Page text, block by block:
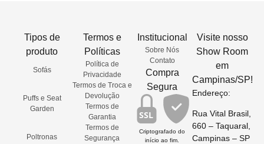
Tipos de
produto
Sofás
Puffs e Seat
Garden
Poltronas
Termos e
Políticas
Política de
Privacidade
Termos de Troca e
Devolução
Termos de
Garantia
Termos de
Segurança
Institucional
Sobre Nós
Contato
Compra
Segura
SSL
Criptografado do
início ao fim.
Visite nosso
Show Room
em
Campinas/SP!
Endereço:
Rua Vital Brasil,
660 – Taquaral,
Campinas – SP